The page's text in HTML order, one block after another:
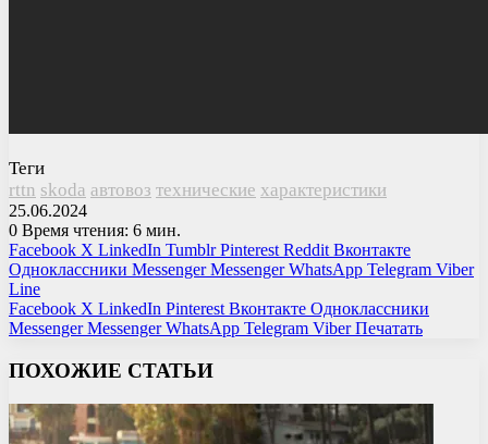
Теги
rttn skoda автовоз технические характеристики
25.06.2024
0 Время чтения: 6 мин.
Facebook X LinkedIn Tumblr Pinterest Reddit Вконтакте
Одноклассники Messenger Messenger WhatsApp Telegram Viber
Line
Facebook X LinkedIn Pinterest Вконтакте Одноклассники
Messenger Messenger WhatsApp Telegram Viber Печатать
ПОХОЖИЕ СТАТЬИ